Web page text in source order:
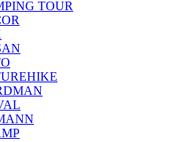
TOUR